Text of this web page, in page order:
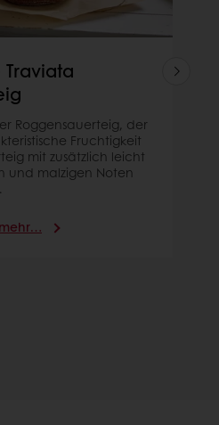
Traviata
Roggensauerteig, der
Fruchtigkeit
mit zusätzlich leicht
und malzigen Noten